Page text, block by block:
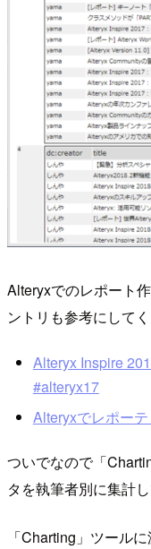
Alteryxでのレポート
ントリも参考にしてく
Alteryx Inspire
#alteryx17
Alteryxでレポー
ついでなので「
タを執筆者別に集計し
「Charting」ツール